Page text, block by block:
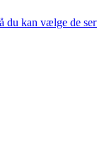
kan vælge de